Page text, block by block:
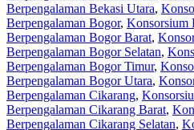
Berpengalaman Bekasi Utara,
Berpengalaman Bogor, Konsorsium
Berpengalaman Bogor Barat,
Berpengalaman Bogor Selatan,
Berpengalaman Bogor Timur,
Berpengalaman Bogor Utara,
Berpengalaman Cikarang,
Berpengalaman Cikarang Barat,
Berpengalaman Cikarang Selatan,